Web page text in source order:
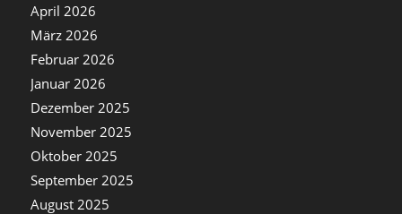
April 2026
März 2026
Februar 2026
Januar 2026
Dezember 2025
November 2025
Oktober 2025
September 2025
August 2025